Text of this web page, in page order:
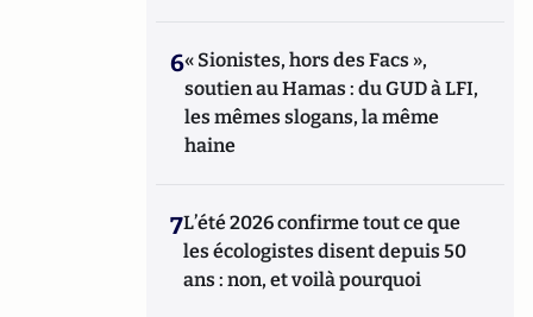
6« Sionistes, hors des Facs »,
soutien au Hamas : du GUD à LFI,
les mêmes slogans, la même
haine
7L’été 2026 confirme tout ce que
les écologistes disent depuis 50
ans : non, et voilà pourquoi